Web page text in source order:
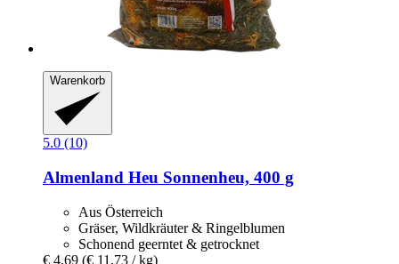
Warenkorb
5.0 (10)
Almenland Heu Sonnenheu, 400 g
Aus Österreich
Gräser, Wildkräuter & Ringelblumen
Schonend geerntet & getrocknet
€ 4,69 (€ 11,73 / kg)